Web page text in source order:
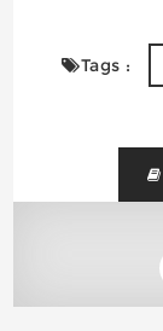
Tags :